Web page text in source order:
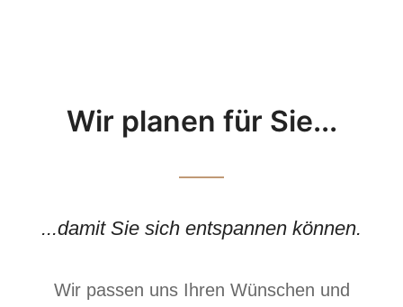
Wir planen für Sie...
...damit Sie sich entspannen können.
Wir passen uns Ihren Wünschen und